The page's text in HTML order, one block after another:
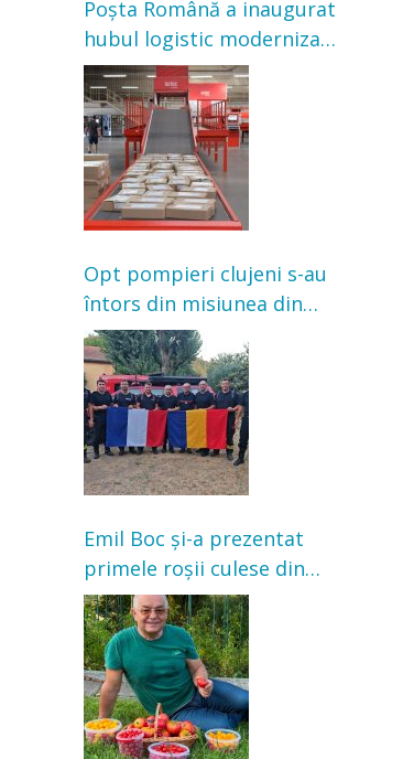
Poșta Română a inaugurat
hubul logistic modernizat
din Cluj-Napoca. Investiție
de 3 milioane de euro
Opt pompieri clujeni s-au
întors din misiunea din
Franța. Au intervenit la
incendii de vegetație și
pădure
Emil Boc și-a prezentat
primele roșii culese din
grădină: „Niciun magazin
nu poate oferi această
satisfacție”